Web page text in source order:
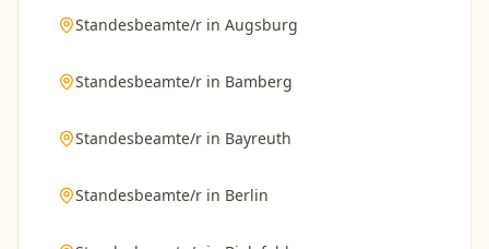
Standesbeamte/r in Augsburg
Standesbeamte/r in Bamberg
Standesbeamte/r in Bayreuth
Standesbeamte/r in Berlin